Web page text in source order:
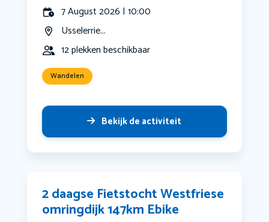
7 August 2026 | 10:00
Usselerrie...
12 plekken beschikbaar
Wandelen
Bekijk de activiteit
2 daagse Fietstocht Westfriese
omringdijk 147km Ebike